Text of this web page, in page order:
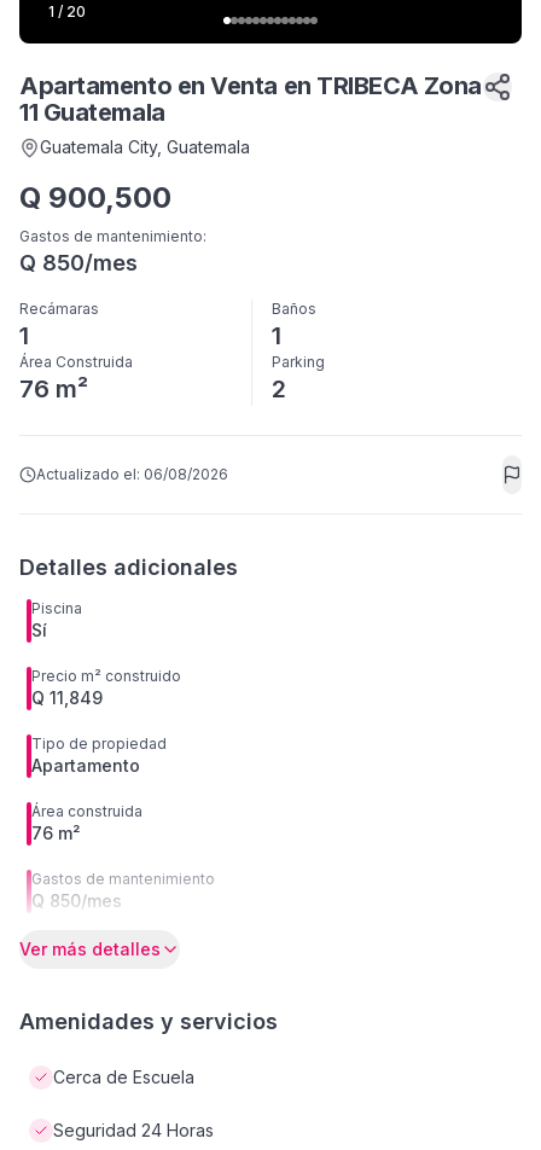
1 / 20
Apartamento en Venta en TRIBECA Zona
11 Guatemala
Guatemala City, Guatemala
Q 900,500
Gastos de mantenimiento:
Q 850/mes
Recámaras
1
Baños
1
Área Construida
76 m²
Parking
2
Actualizado el: 06/08/2026
Detalles adicionales
Piscina
Sí
Precio m² construido
Q 11,849
Tipo de propiedad
Apartamento
Área construida
76 m²
Gastos de mantenimiento
Q 850/mes
Ver más detalles
Amenidades y servicios
Cerca de Escuela
Seguridad 24 Horas